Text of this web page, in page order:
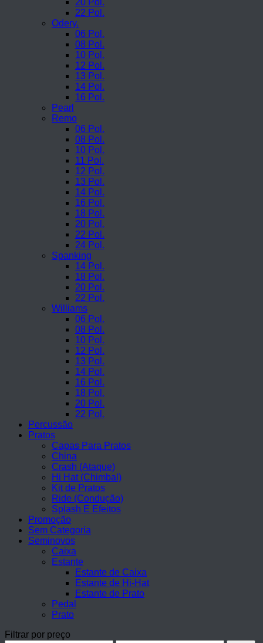
20 Pol.
22 Pol.
Odery.
06 Pol.
08 Pol.
10 Pol.
12 Pol.
13 Pol.
14 Pol.
16 Pol.
Pearl
Remo
06 Pol.
08 Pol.
10 Pol.
11 Pol.
12 Pol.
13 Pol.
14 Pol.
16 Pol.
18 Pol.
20 Pol.
22 Pol.
24 Pol.
Spanking
14 Pol.
18 Pol.
20 Pol.
22 Pol.
Williams
06 Pol.
08 Pol.
10 Pol.
12 Pol.
13 Pol.
14 Pol.
16 Pol.
18 Pol.
20 Pol.
22 Pol.
Percussão
Pratos
Capas Para Pratos
China
Crash (Ataque)
Hi Hat (Chimbal)
Kit de Pratos
Ride (Condução)
Splash E Efeitos
Promoção
Sem Categoria
Seminovos
Caixa
Estante
Estante de Caixa
Estante de Hi-Hat
Estante de Prato
Pedal
Prato
Filtrar por preço